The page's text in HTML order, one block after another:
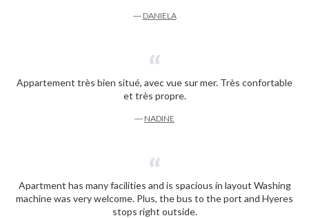
― DANIELA
Appartement très bien situé, avec vue sur mer. Très confortable
et très propre.
― NADINE
Apartment has many facilities and is spacious in layout Washing
machine was very welcome. Plus, the bus to the port and Hyeres
stops right outside.